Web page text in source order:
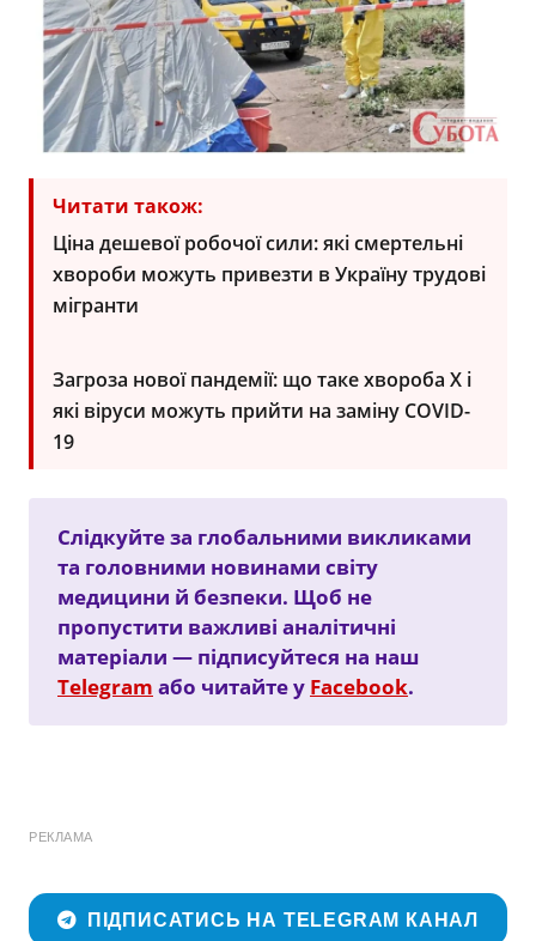
Читати також:
Ціна дешевої робочої сили: які смертельні
хвороби можуть привезти в Україну трудові
мігранти
Загроза нової пандемії: що таке хвороба X і
які віруси можуть прийти на заміну COVID-
19
Слідкуйте за глобальними викликами
та головними новинами світу
медицини й безпеки. Щоб не
пропустити важливі аналітичні
матеріали — підписуйтеся на наш
Telegram або читайте у Facebook.
РЕКЛАМА
ПІДПИСАТИСЬ НА TELEGRAM КАНАЛ